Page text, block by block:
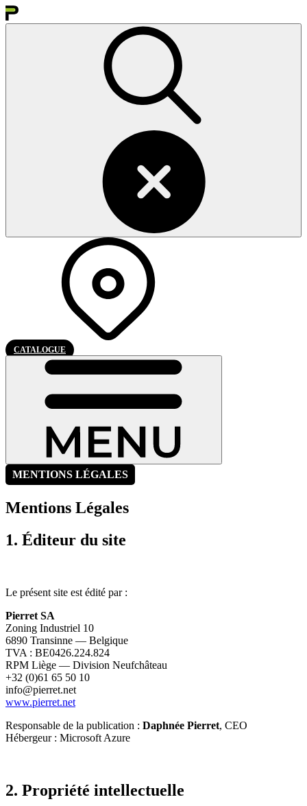
CATALOGUE
MENTIONS LÉGALES
Mentions Légales
1. Éditeur du site
Le présent site est édité par :
Pierret SA
Zoning Industriel 10
6890 Transinne — Belgique
TVA : BE0426.224.824
RPM Liège — Division Neufchâteau
+32 (0)61 65 50 10
info@pierret.net
www.pierret.net
Responsable de la publication : Daphnée Pierret, CEO
Hébergeur : Microsoft Azure
2. Propriété intellectuelle